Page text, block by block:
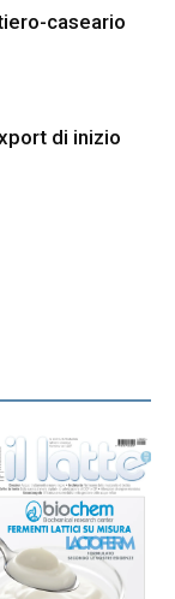
caseario
di inizio